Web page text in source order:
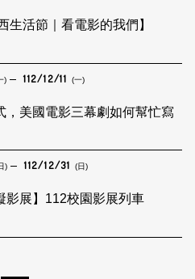
生活節｜看電影的我們】
) 112/12/11 (一)
，美國電影三幕劇如何幫忙寫
) 112/12/31 (日)
影展】112校園影展列車